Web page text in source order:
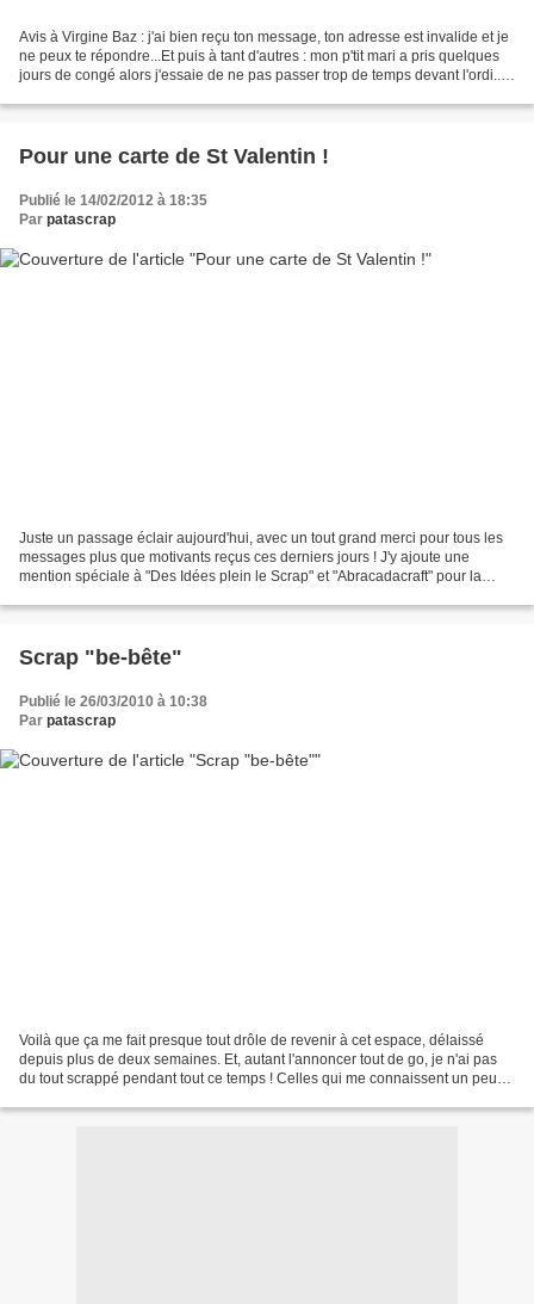
Avis à Virgine Baz : j'ai bien reçu ton message, ton adresse est invalide et je
ne peux te répondre...Et puis à tant d'autres : mon p'tit mari a pris quelques
jours de congé alors j'essaie de ne pas passer trop de temps devant l'ordi...
Pour une carte de St Valentin !
Publié le 14/02/2012 à 18:35
Par patascrap
Juste un passage éclair aujourd'hui, avec un tout grand merci pour tous les
messages plus que motivants reçus ces derniers jours ! J'y ajoute une
mention spéciale à "Des Idées plein le Scrap" et "Abracadacraft" pour la
Scrap "be-bête"
Publié le 26/03/2010 à 10:38
Par patascrap
Voilà que ça me fait presque tout drôle de revenir à cet espace, délaissé
depuis plus de deux semaines. Et, autant l'annoncer tout de go, je n'ai pas
du tout scrappé pendant tout ce temps ! Celles qui me connaissent un peu